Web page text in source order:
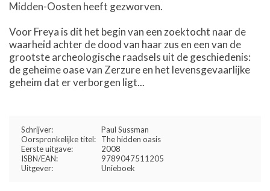
Midden-Oosten heeft gezworven.
Voor Freya is dit het begin van een zoektocht naar de
waarheid achter de dood van haar zus en een van de
grootste archeologische raadsels uit de geschiedenis:
de geheime oase van Zerzure en het levensgevaarlijke
geheim dat er verborgen ligt...
Schrijver:
Paul Sussman
Oorspronkelijke titel:
The hidden oasis
Eerste uitgave:
2008
ISBN/EAN:
9789047511205
Uitgever:
Unieboek